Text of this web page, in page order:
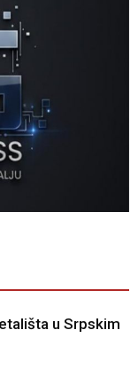
u Srpskim